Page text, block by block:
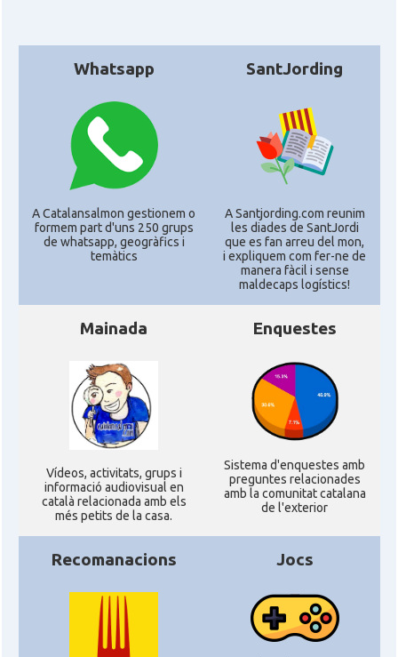
Whatsapp
A Catalansalmon gestionem o
formem part d'uns 250 grups
de whatsapp, geogràfics i
temàtics
SantJording
A Santjording.com reunim
les diades de SantJordi
que es fan arreu del mon,
i expliquem com fer-ne de
manera fàcil i sense
maldecaps logí­stics!
Mainada
Ví­deos, activitats, grups i
informació audiovisual en
català relacionada amb els
més petits de la casa.
Enquestes
Sistema d'enquestes amb
preguntes relacionades
amb la comunitat catalana
de l'exterior
Recomanacions Jocs